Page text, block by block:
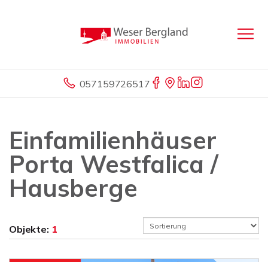
057159726517
Einfamilienhäuser
Porta Westfalica /
Hausberge
Objekte: 1